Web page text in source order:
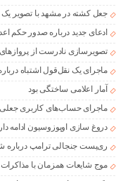
جعل کشته در مشهد با تصویر
ادعای جدید درباره صدور حکم
تصویرسازی نادرست از
ماجرای یک نقل‌قول اشتباه
آمار اعلامی ساختگی بود
ماجرای حساب‌های کاربری جعلی
دروغ سازی اوپوزوسیون ادامه
ری‌پست جنجالی ترامپ درباره
موج شایعات همزمان با